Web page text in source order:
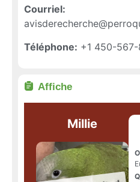
Courriel:
Téléphone: +1 450-
Affiche
Millie